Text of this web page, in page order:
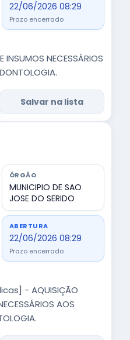
22/06/2026 08:29
Prazo encerrado
NECESSÁRIOS
Salvar na lista
ÓRGÃO
MUNICIPIO DE SAO
JOSE DO SERIDO
ABERTURA
22/06/2026 08:29
Prazo encerrado
- AQUISIÇÃO
AOS